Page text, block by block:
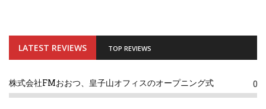
LATEST REVIEWS TOP REVIEWS
株式会社FMおおつ、皇子山オフィスのオープニング式 0